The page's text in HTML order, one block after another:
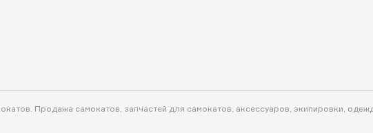
Продажа самокатов, запчастей для самокатов, аксессуаров, экипировки,